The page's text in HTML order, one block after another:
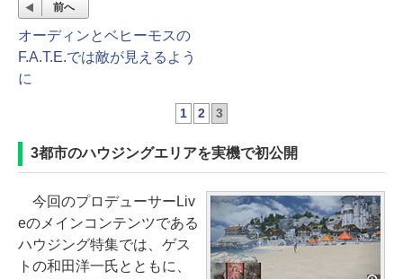
前へ
オーディンとベヒーモスの
F.A.T.E.では敵が見えるよう
に
1 2 3
3都市のハウジングエリアを実機で初公開
今回のプロデューサーLiv
eのメインコンテンツである
ハウジング特集では、ゲス
トの和田洋一氏とともに、